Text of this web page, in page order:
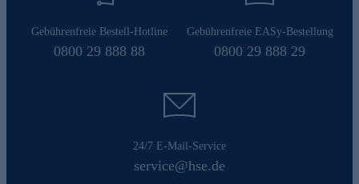
Gebührenfreie Bestell-Hotline
0800 29 888 88
Gebührenfreie EASy-Bestellung
0800 29 888 29
24/7 E-Mail-Service
service@hse.de